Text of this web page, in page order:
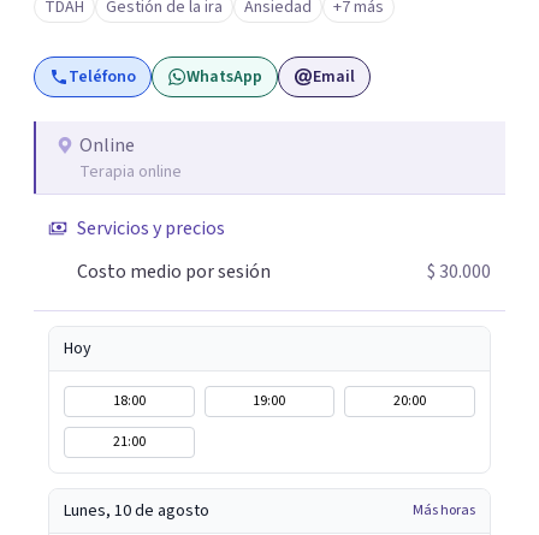
malestar... En el encuentro con un analista se abre la
posibilidad de pensar de otro modo eso que hasta ahora
parecía sin salida.
TDAH Gestión de la ira Ansiedad +7 más
Teléfono WhatsApp Email
Online
Terapia online
Servicios y precios
Costo medio por sesión
$ 30.000
Hoy
18:00 19:00
20:00
21:00
Lunes, 10 de agosto Más horas